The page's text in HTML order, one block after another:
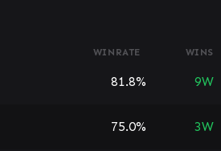
WINRATE WINS
81.8% 9W
75.0% 3W